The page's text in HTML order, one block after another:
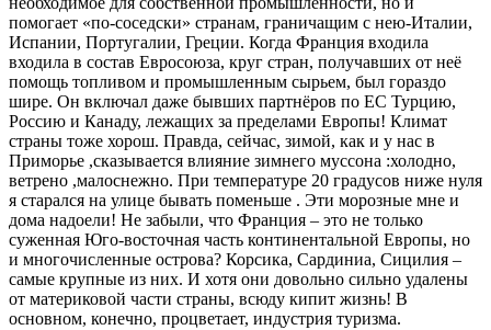
помогает «по-соседски» странам, граничащим с нею-Италии,
Испании, Португалии, Греции. Когда Франция входила
входила в состав Евросоюза, круг стран, получавших от неё
помощь топливом и промышленным сырьем, был гораздо
шире. Он включал даже бывших партнёров по ЕС Турцию,
Россию и Канаду, лежащих за пределами Европы! Климат
страны тоже хорош. Правда, сейчас, зимой, как и у нас в
Приморье ,сказывается влияние зимнего муссона :холодно,
ветрено ,малоснежно. При температуре 20 градусов ниже нуля
я старался на улице бывать поменьше . Эти морозные мне и
дома надоели! Не забыли, что Франция – это не только
суженная Юго-восточная часть континентальной Европы, но
и многочисленные острова? Корсика, Сардиниа, Сицилия –
самые крупные из них. И хотя они довольно сильно удалены
от материковой части страны, всюду кипит жизнь! В
основном, конечно, процветает, индустрия туризма.